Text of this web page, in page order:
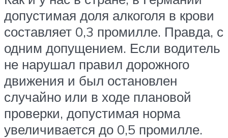
допустимая доля алкоголя в крови
составляет 0,3 промилле. Правда, с
одним допущением. Если водитель
не нарушал правил дорожного
движения и был остановлен
случайно или в ходе плановой
проверки, допустимая норма
увеличивается до 0,5 промилле.